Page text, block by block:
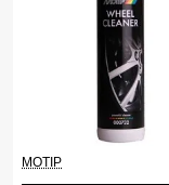
MOTIP